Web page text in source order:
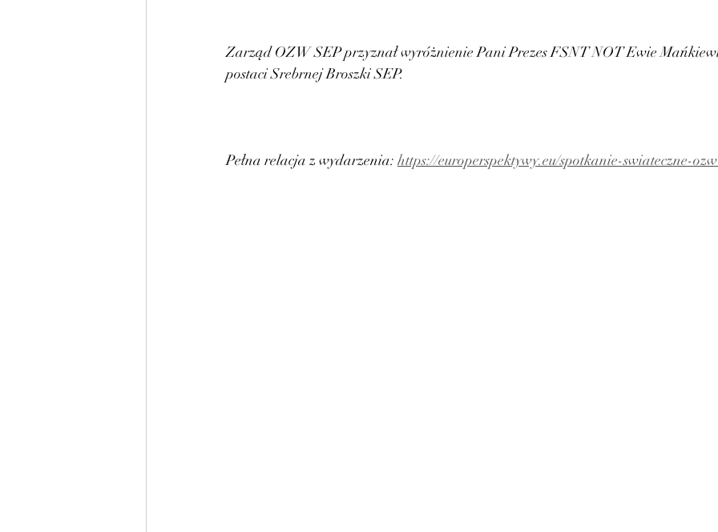
Zarząd OZW SEP przyznał wyróżnienie Pani Prezes FSNT NOT Ewie
postaci Srebrnej Broszki SEP.
Pełna relacja z wydarzenia: https://europerspektywy.eu/spotkanie-swiateczne-